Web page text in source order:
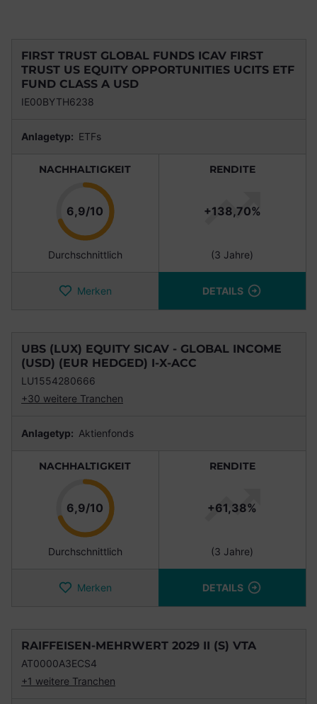
FIRST TRUST GLOBAL FUNDS ICAV FIRST
TRUST US EQUITY OPPORTUNITIES UCITS ETF
FUND CLASS A USD
IE00BYTH6238
Anlagetyp: ETFs
NACHHALTIGKEIT
6,9/10 Punkte
Durchschnittlich
RENDITE
+138,70%
(3 Jahre)
Merken DETAILS
UBS (LUX) EQUITY SICAV - GLOBAL INCOME
(USD) (EUR HEDGED) I-X-ACC
LU1554280666
+30 weitere Tranchen
Anlagetyp: Aktienfonds
NACHHALTIGKEIT
6,9/10 Punkte
Durchschnittlich
RENDITE
+61,38%
(3 Jahre)
Merken DETAILS
RAIFFEISEN-MEHRWERT 2029 II (S) VTA
AT0000A3ECS4
+1 weitere Tranchen